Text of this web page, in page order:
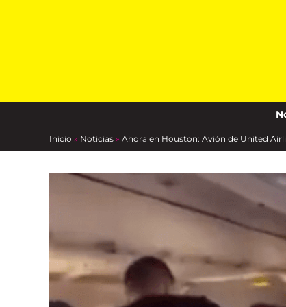
Inicio » Noticias » Ahora en Houston: Avión de United